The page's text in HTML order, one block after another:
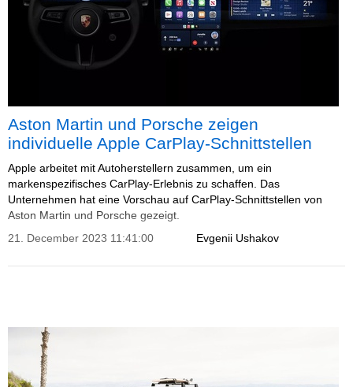
Aston Martin und Porsche zeigen
individuelle Apple CarPlay-Schnittstellen
Apple arbeitet mit Autoherstellern zusammen, um ein
markenspezifisches CarPlay-Erlebnis zu schaffen. Das
Unternehmen hat eine Vorschau auf CarPlay-Schnittstellen von
Aston Martin und Porsche gezeigt.
Evgenii Ushakov
21. December 2023 11:41:00